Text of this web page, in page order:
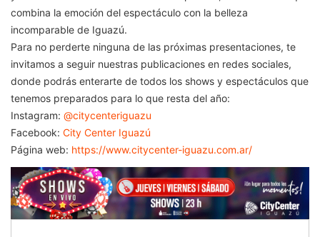
combina la emoción del espectáculo con la belleza
incomparable de Iguazú.
Para no perderte ninguna de las próximas presentaciones, te
invitamos a seguir nuestras publicaciones en redes sociales,
donde podrás enterarte de todos los shows y espectáculos que
tenemos preparados para lo que resta del año:
Instagram: @citycenteriguazu
Facebook: City Center Iguazú
Página web: https://www.citycenter-iguazu.com.ar/